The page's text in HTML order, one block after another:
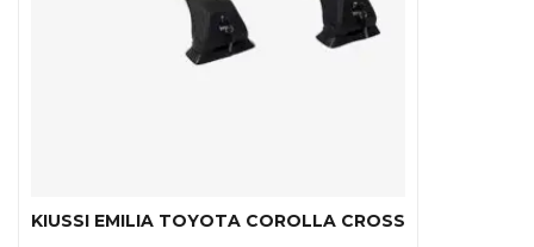
KIUSSI EMILIA TOYOTA COROLLA CROSS